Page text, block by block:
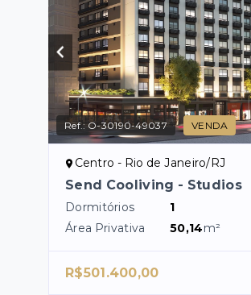
Ref.: O-30190-49037 VENDA
Centro - Rio de Janeiro/RJ
Send Cooliving - Studios
Dormitórios
1
Área Privativa
50,14m²
R$501.400,00